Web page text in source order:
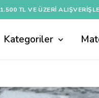
1.500 TL VE ÜZERI
Kategoriler